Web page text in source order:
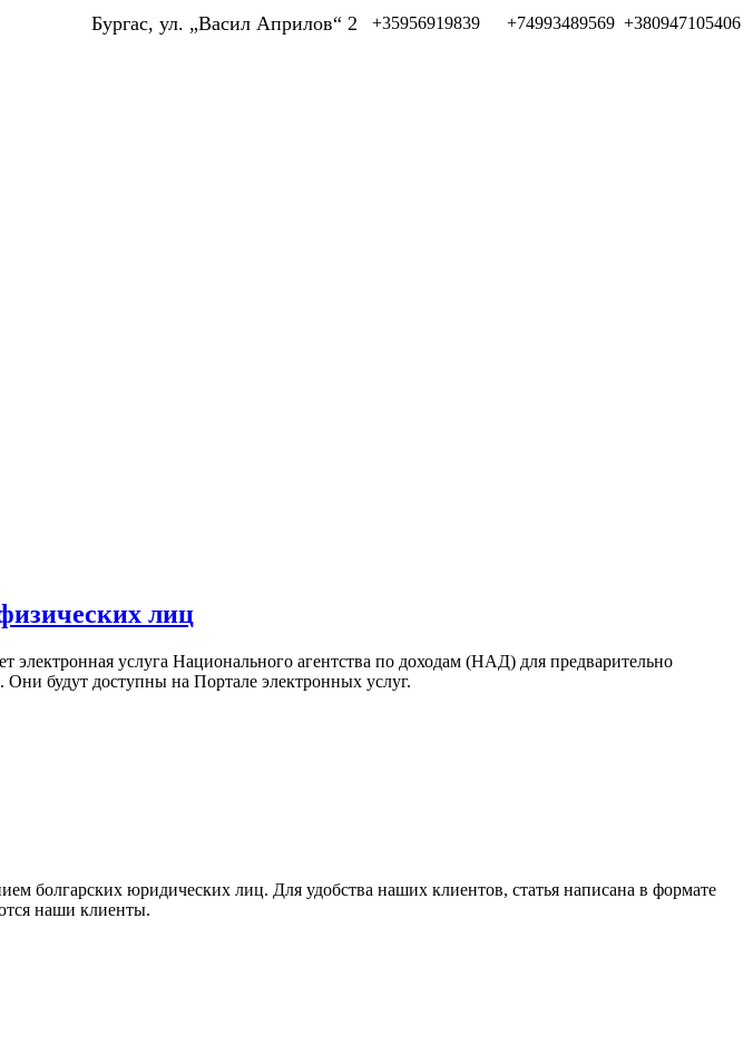
Бургас, ул. „Васил Априлов“ 2 +35956919839 +74993489569 +380947105406
лиц
электронная услуга Национального агентства по доходам (НАД) для предварительно
будут доступны на Портале электронных услуг.
болгарских юридических лиц. Для удобства наших клиентов, статья написана в формате
наши клиенты.